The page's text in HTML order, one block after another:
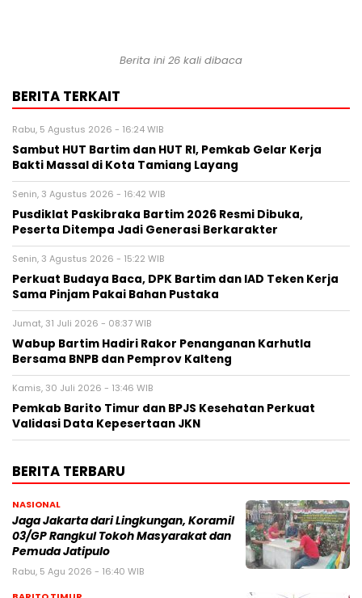
Berita ini 26 kali dibaca
BERITA TERKAIT
Rabu, 5 Agustus 2026 - 16:24 WIB
Sambut HUT Bartim dan HUT RI, Pemkab Gelar Kerja
Bakti Massal di Kota Tamiang Layang
Senin, 3 Agustus 2026 - 16:42 WIB
Pusdiklat Paskibraka Bartim 2026 Resmi Dibuka,
Peserta Ditempa Jadi Generasi Berkarakter
Senin, 3 Agustus 2026 - 15:22 WIB
Perkuat Budaya Baca, DPK Bartim dan IAD Teken Kerja
Sama Pinjam Pakai Bahan Pustaka
Jumat, 31 Juli 2026 - 08:37 WIB
Wabup Bartim Hadiri Rakor Penanganan Karhutla
Bersama BNPB dan Pemprov Kalteng
Kamis, 30 Juli 2026 - 13:46 WIB
Pemkab Barito Timur dan BPJS Kesehatan Perkuat
Validasi Data Kepesertaan JKN
BERITA TERBARU
NASIONAL
Jaga Jakarta dari Lingkungan, Koramil
03/GP Rangkul Tokoh Masyarakat dan
Pemuda Jatipulo
Rabu, 5 Agu 2026 - 16:40 WIB